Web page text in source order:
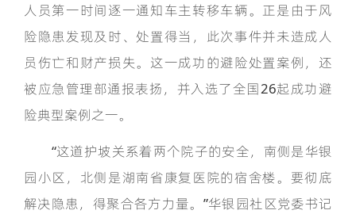
人员第一时间逐一通知车主转移车辆。正是由于风
险隐患发现及时、处置得当，此次事件并未造成人
员伤亡和财产损失。这一成功的避险处置案例，还
被应急管理部通报表扬，并入选了全国26起成功避
险典型案例之一。
“这道护坡关系着两个院子的安全，南侧是华银
园小区，北侧是湖南省康复医院的宿舍楼。要彻底
解决隐患，得聚合各方力量。”华银园社区党委书记